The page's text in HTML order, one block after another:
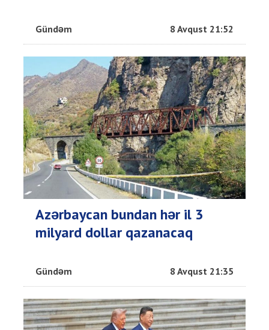
Gündəm 8 Avqust 21:52
Azərbaycan bundan hər il 3
milyard dollar qazanacaq
Gündəm 8 Avqust 21:35